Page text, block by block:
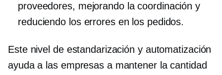
proveedores, mejorando la coordinación y
reduciendo los errores en los pedidos.
Este nivel de estandarización y automatización
ayuda a las empresas a mantener la cantidad